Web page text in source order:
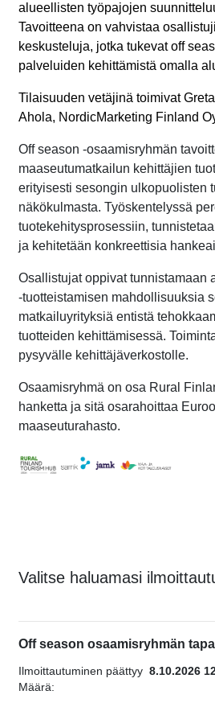
alueellisten työpajojen
Tavoitteena on vahvistaa
keskusteluja, jotka tukevat off
palveluiden kehittämistä omalla
Tilaisuuden vetäjinä toimivat
Ahola, NordicMarketing Finland
Off season -osaamisryhmän
maaseutumatkailun kehittäjien
erityisesti sesongin ulkopuolisten
näkökulmasta. Työskentelyssä
tuotekehitysprosessiin,
ja kehitetään konkreettisia
Osallistujat oppivat tunnistamaan
-tuotteistamisen mahdollisuuksia
matkailuyrityksiä entistä
tuotteiden kehittämisessä.
pysyvälle kehittäjäverkostolle.
Osaamisryhmä on osa Rural
hanketta ja sitä osarahoittaa
maaseuturahasto.
Valitse haluamasi
Off season osaamisryhmän
Ilmoittautuminen päättyy 8.10.2026
Määrä: